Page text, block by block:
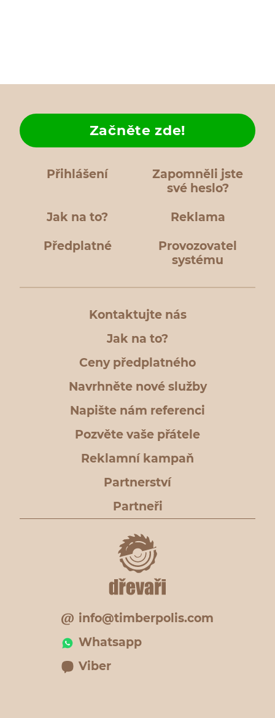
Přihlášení
Zapomněli jste
své heslo?
Jak na to?
Začněte zde!
Reklama
Předplatné
Provozovatel
systému
Kontaktujte nás
Jak na to?
Ceny předplatného
Navrhněte nové služby
Napište nám referenci
Pozvěte vaše přátele
Reklamní kampaň
Partnerství
Partneři
info@timberpolis.com
Whatsapp
Viber